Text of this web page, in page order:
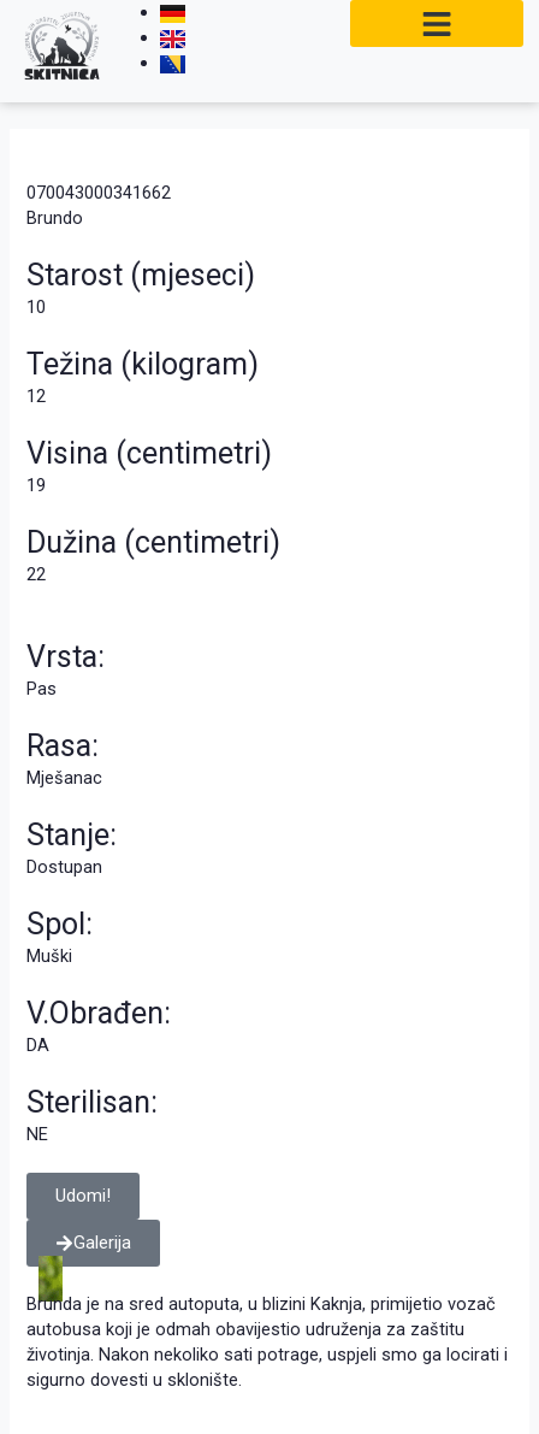
content
070043000341662
Brundo
Starost (mjeseci)
10
Težina (kilogram)
12
Visina (centimetri)
19
Dužina (centimetri)
22
Vrsta:
Pas
Rasa:
Mješanac
Stanje:
Dostupan
Spol:
Muški
V.Obrađen:
DA
Sterilisan:
NE
Udomi!
Galerija
Brunda je na sred autoputa, u blizini Kaknja, primijetio vozač
autobusa koji je odmah obavijestio udruženja za zaštitu
životinja. Nakon nekoliko sati potrage, uspjeli smo ga locirati i
sigurno dovesti u sklonište.